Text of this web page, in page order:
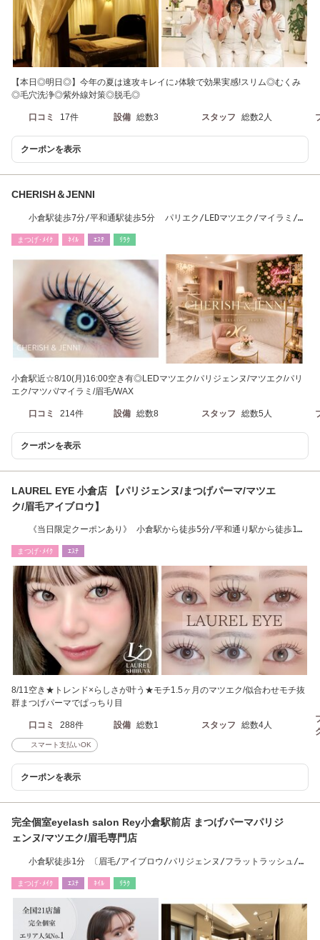
【本日◎明日◎】今年の夏は速攻キレイに♪体験で効果実感!スリム◎むくみ
◎毛穴洗浄◎紫外線対策◎脱毛◎
口コミ 17件 設備 総数3 スタッフ 総数2人
クーポンを表示
CHERISH＆JENNI
小倉駅徒歩7分/平和通駅徒歩5分 パリエク/LEDマツエク/マイラミ/マ
まつげ･ﾒｲｸ ﾈｲﾙ ｴｽﾃ ﾘﾗｸ
小倉駅近☆8/10(月)16:00空き有◎LEDマツエク/パリジェンヌ/マツエク/パリ
エク/マツパ/マイラミ/眉毛/WAX
口コミ 214件 設備 総数8 スタッフ 総数5人
クーポンを表示
LAUREL EYE 小倉店 【パリジェンヌ/まつげパーマ/マツエ
ク/眉毛アイブロウ】
《当日限定クーポンあり》 小倉駅から徒歩5分/平和通り駅から徒歩1
まつげ･ﾒｲｸ ｴｽﾃ
8/11空き★トレンド×らしさが叶う★モチ1.5ヶ月のマツエク/似合わせモチ抜
群まつげパーマでぱっちり目
口コミ 288件 設備 総数1 スタッフ 総数4人
スマート支払いOK
クーポンを表示
完全個室eyelash salon Rey小倉駅前店 まつげパーマパリジ
ェンヌ/マツエク/眉毛専門店
小倉駅徒歩1分 〔眉毛/アイブロウ/パリジェンヌ/フラットラッシュ/ハ
まつげ･ﾒｲｸ ｴｽﾃ ﾈｲﾙ ﾘﾗｸ